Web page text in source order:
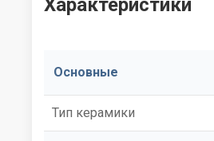
Характеристики
Основные
Тип керамики